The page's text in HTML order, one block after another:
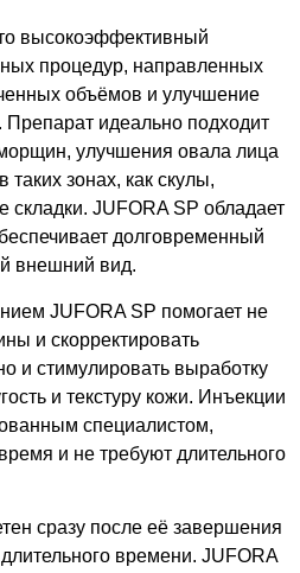
высокоэффективный
процедур, направленных
объёмов и улучшение
Препарат идеально подходит
улучшения овала лица
зонах, как скулы,
складки. JUFORA SP обладает
долговременный
внешний вид.
JUFORA SP помогает не
и скорректировать
и стимулировать выработку
и текстуру кожи. Инъекции
специалистом,
и не требуют длительного
сразу после её завершения
времени. JUFORA